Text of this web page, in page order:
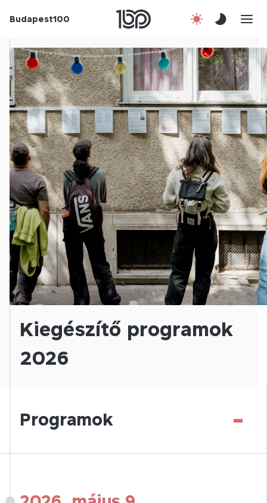
Budapest100
Csatlakozz!
Kapcsolat
En
Kiegészítő programok
2026
Programok -